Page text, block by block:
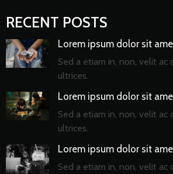
RECENT POSTS
Lorem ipsum dolor sit
Sed a etiam in, non, velit ac
ultrices.
Lorem ipsum dolor sit
Sed a etiam in, non, velit ac
ultrices.
Lorem ipsum dolor sit
Sed a etiam in, non, velit ac